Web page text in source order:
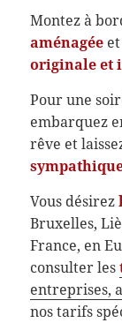
Montez à
aménagée
originale et
Pour une
embarquez
rêve et
Vous désirez
Bruxelles,
France, en
consulter les
entreprises,
nos tarifs